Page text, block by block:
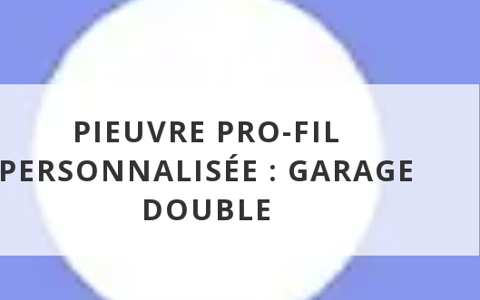
PIEUVRE PRO-FIL
PERSONNALISÉE : GARAGE
DOUBLE